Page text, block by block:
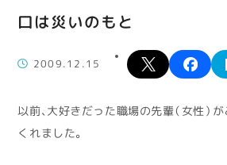
口は災いのもと
2009.12.15
X
以前、大好きだった職場の先輩（女性）
くれました。